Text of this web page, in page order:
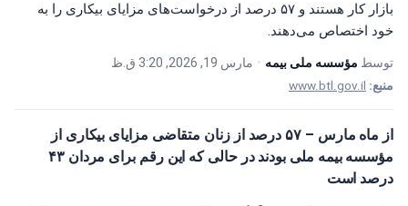
بازار کار هستند و ۵۷ درصد از درخواست‌های مزایای بیکاری را به
خود اختصاص می‌دهند.
توسط مؤسسه ملی بیمه • مارس 19, 2026, 3:20 ق.ظ
منبع: www.btl.gov.il
از ماه مارس – ۵۷ درصد از زنان متقاضی مزایای بیکاری از
مؤسسه بیمه ملی بودند در حالی که این رقم برای مردان ۴۳
درصد است